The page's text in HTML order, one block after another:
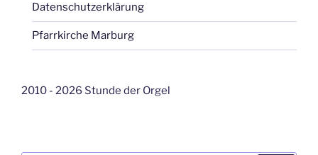
Datenschutzerklärung
Pfarrkirche Marburg
2010 - 2026 Stunde der Orgel